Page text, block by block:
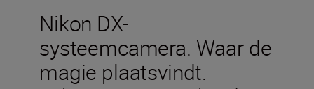
Nikon DX-
systeemcamera. Waar de
magie plaatsvindt.